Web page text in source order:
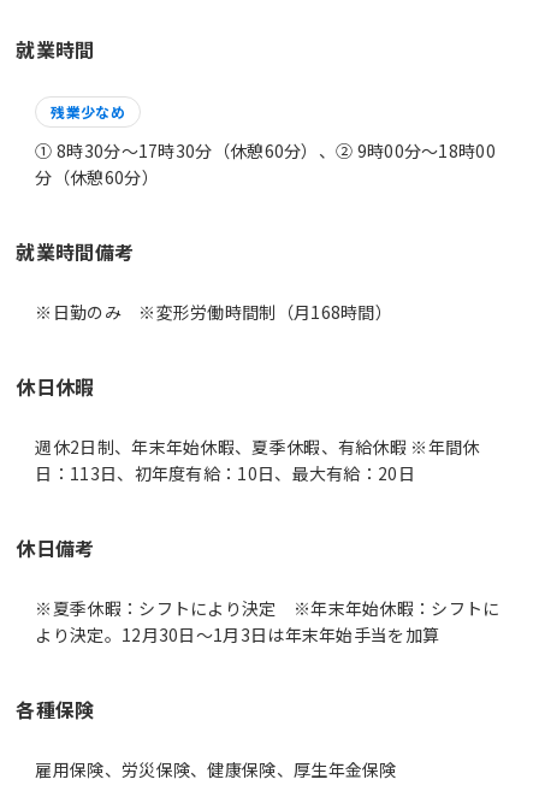
就業時間
残業少なめ
① 8時30分〜17時30分（休憩60分）、② 9時00分〜18時00
分（休憩60分）
就業時間備考
休日休暇
週休2日制、年末年始休暇、夏季休暇、有給休暇 ※年間休
日：113日、初年度有給：10日、最大有給：20日
休日備考
※夏季休暇：シフトにより決定 ※年末年始休暇：シフトに
より決定。12月30日～1月3日は年末年始手当を加算
各種保険
雇用保険、労災保険、健康保険、厚生年金保険